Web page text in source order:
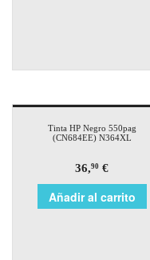
Tinta HP Negro 550pag
(CN684EE) N364XL
36,90 €
Añadir al carrito